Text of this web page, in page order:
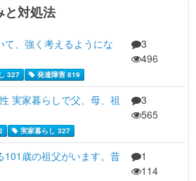
と対処法
、強く考えるようにな
327 発達障害 819
3
496
実家暮らしで父、母、祖
実家暮らし 327
3
565
101歳の祖父がいます。昔
1
114